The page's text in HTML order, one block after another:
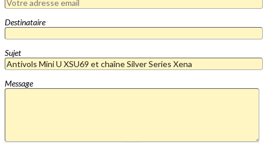
Destinataire
Sujet
Message